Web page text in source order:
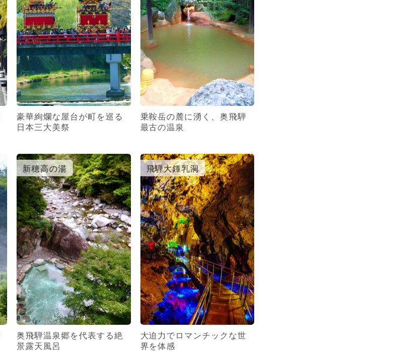
豪華絢爛な屋台が町を巡る
日本三大美祭
乗鞍岳の麓に湧く、奥飛騨
最古の温泉
新穂高の湯
奥飛騨温泉郷を代表する絶
景露天風呂
飛騨大鍾乳洞
大迫力でロマンチックな世
界を体感